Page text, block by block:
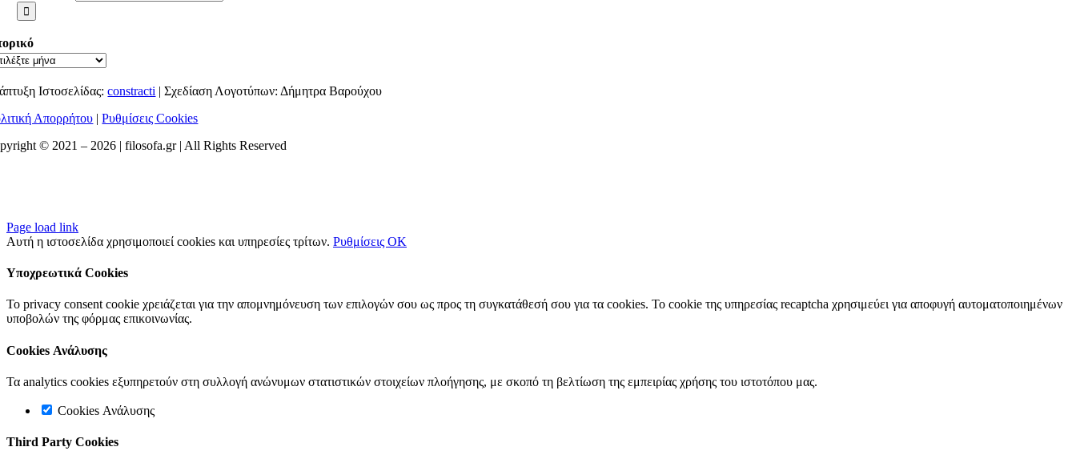
Ιστοσελίδας:constracti | Σχεδίαση Λογοτύπων: Δήμητρα Βαρούχου
Απορρήτου |Ρυθμίσεις Cookies
© 2021 – 2026 | filosofa.gr | All Rights Reserved
Page load link
Αυτή η ιστοσελίδα χρησιμοποιεί cookies και υπηρεσίες τρίτων. Ρυθμίσεις OK
Υποχρεωτικά Cookies
Το privacy consent cookie χρειάζεται για την απομνημόνευση των επιλογών σου ως προς τη συγκατάθεσή σου για τα cookies. Το cookie της υπηρεσίας recaptcha χρησιμεύει για αποφυγή αυτοματοποιημένων
υποβολών της φόρμας επικοινωνίας.
Cookies Ανάλυσης
Τα analytics cookies εξυπηρετούν στη συλλογή ανώνυμων στατιστικών στοιχείων πλοήγησης, με σκοπό τη βελτίωση της εμπειρίας χρήσης του ιστοτόπου μας.
Cookies Ανάλυσης
Third Party Cookies